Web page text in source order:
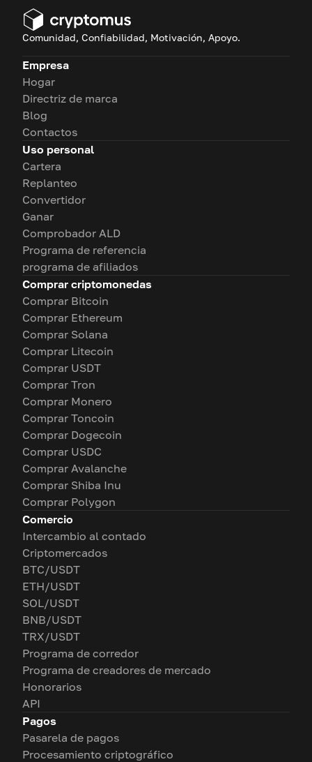
Comunidad, Confiabilidad, Motivación, Apoyo.
Empresa
Hogar
Directriz de marca
Blog
Contactos
Uso personal
Cartera
Replanteo
Convertidor
Ganar
Comprobador ALD
Programa de referencia
programa de afiliados
Comprar criptomonedas
Comprar Bitcoin
Comprar Ethereum
Comprar Solana
Comprar Litecoin
Comprar USDT
Comprar Tron
Comprar Monero
Comprar Toncoin
Comprar Dogecoin
Comprar USDC
Comprar Avalanche
Comprar Shiba Inu
Comprar Polygon
Comercio
Intercambio al contado
Criptomercados
BTC/USDT
ETH/USDT
SOL/USDT
BNB/USDT
TRX/USDT
Programa de corredor
Programa de creadores de mercado
Honorarios
API
Pagos
Pasarela de pagos
Procesamiento criptográfico